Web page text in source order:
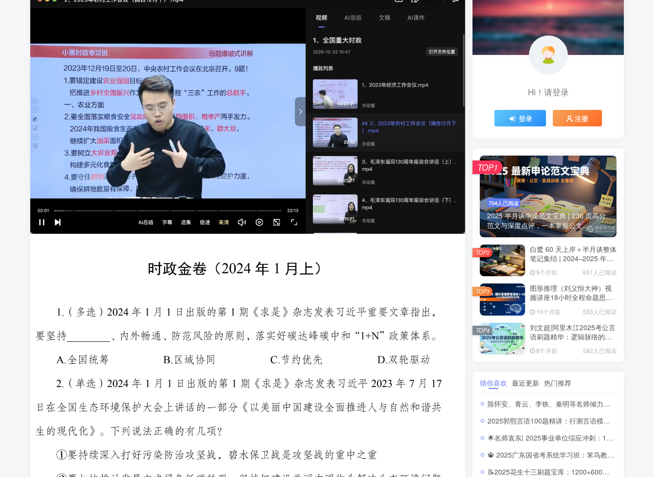
Hi！请登录
登录 注册
754人已阅读
2025 半月谈申论范文宝典 | 236 页高分
范文与深度点评，一本掌握公文...
TOP1
白鹭 60 天上岸＋半月谈整体
笔记集结 | 2024–2025 年申
论思维全盘梳理白鹭半月谈
申论笔记全集：60天上岸＋
大作文＋小题＋解题总结
9个月前 651人已阅读
TOP2
图形推理（刘义恒大神）视
频讲座18小时全程命题思维
题10个月前 583人已阅读
TOP3
刘文超|阿里木江2025考公言
语刷题精华：逻辑脉络的轻
理解刷题视频课程
8个月前 582人已阅读
TOP4
猜你喜欢 最近更新 热门推荐
陈怀安、青云、李铁、秦明等名师倾力打造公考常识蒙题技巧课
2025郭熙言语100题精讲：行测言语模块的得分加速器
🌟名师袁东| 2025事业单位综应冲刺：16节视频+讲义，轻松掌握核心题型体系
🔱 2025广东国省考系统学习班：笨鸟教育全方位高分体系
📝2025花生十三刷题宝库：1200+600题的行测征服路径